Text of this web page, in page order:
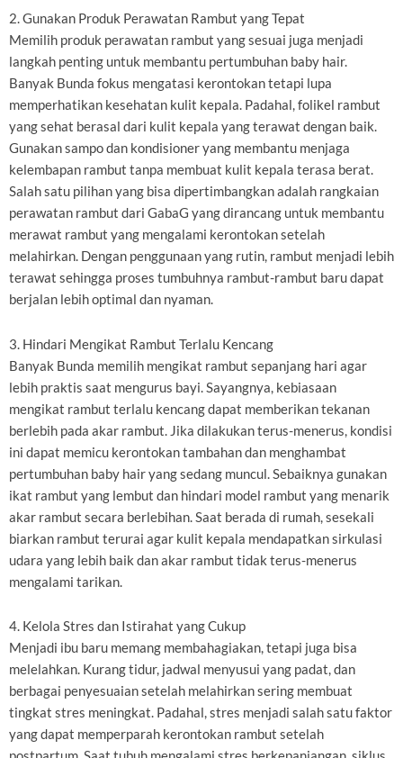
2. Gunakan Produk Perawatan Rambut yang Tepat
Memilih produk perawatan rambut yang sesuai juga menjadi
langkah penting untuk membantu pertumbuhan baby hair.
Banyak Bunda fokus mengatasi kerontokan tetapi lupa
memperhatikan kesehatan kulit kepala. Padahal, folikel rambut
yang sehat berasal dari kulit kepala yang terawat dengan baik.
Gunakan sampo dan kondisioner yang membantu menjaga
kelembapan rambut tanpa membuat kulit kepala terasa berat.
Salah satu pilihan yang bisa dipertimbangkan adalah rangkaian
perawatan rambut dari GabaG yang dirancang untuk membantu
merawat rambut yang mengalami kerontokan setelah
melahirkan. Dengan penggunaan yang rutin, rambut menjadi lebih
terawat sehingga proses tumbuhnya rambut-rambut baru dapat
berjalan lebih optimal dan nyaman.
3. Hindari Mengikat Rambut Terlalu Kencang
Banyak Bunda memilih mengikat rambut sepanjang hari agar
lebih praktis saat mengurus bayi. Sayangnya, kebiasaan
mengikat rambut terlalu kencang dapat memberikan tekanan
berlebih pada akar rambut. Jika dilakukan terus-menerus, kondisi
ini dapat memicu kerontokan tambahan dan menghambat
pertumbuhan baby hair yang sedang muncul. Sebaiknya gunakan
ikat rambut yang lembut dan hindari model rambut yang menarik
akar rambut secara berlebihan. Saat berada di rumah, sesekali
biarkan rambut terurai agar kulit kepala mendapatkan sirkulasi
udara yang lebih baik dan akar rambut tidak terus-menerus
mengalami tarikan.
4. Kelola Stres dan Istirahat yang Cukup
Menjadi ibu baru memang membahagiakan, tetapi juga bisa
melelahkan. Kurang tidur, jadwal menyusui yang padat, dan
berbagai penyesuaian setelah melahirkan sering membuat
tingkat stres meningkat. Padahal, stres menjadi salah satu faktor
yang dapat memperparah kerontokan rambut setelah